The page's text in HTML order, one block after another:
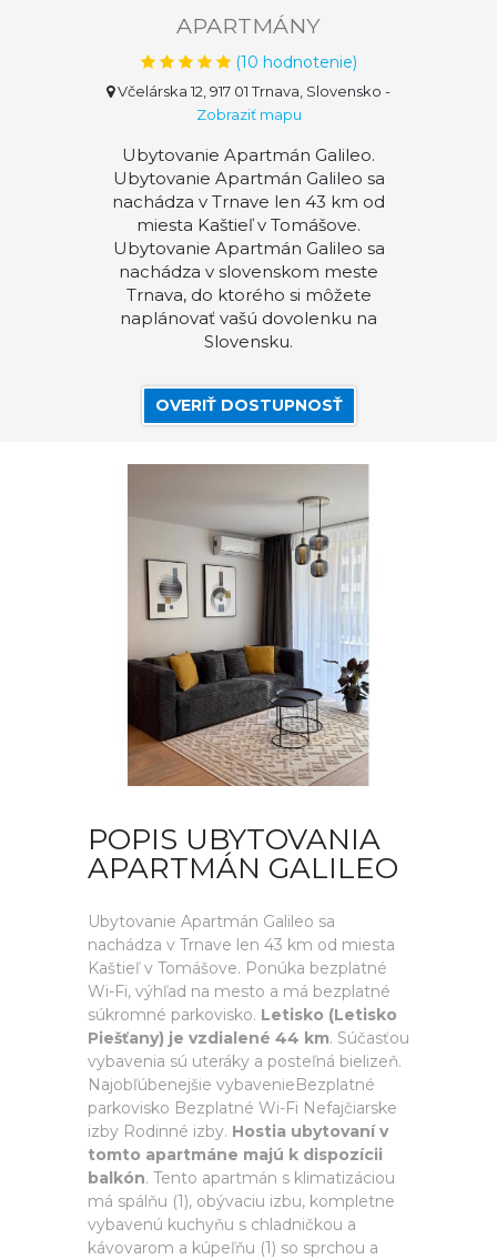
APARTMÁNY
(10 hodnotenie)
Včelárska 12, 917 01 Trnava, Slovensko -
Zobraziť mapu
Ubytovanie Apartmán Galileo.
Ubytovanie Apartmán Galileo sa
nachádza v Trnave len 43 km od
miesta Kaštieľ v Tomášove.
Ubytovanie Apartmán Galileo sa
nachádza v slovenskom meste
Trnava, do ktorého si môžete
naplánovať vašú dovolenku na
Slovensku.
OVERIŤ DOSTUPNOSŤ
POPIS UBYTOVANIA
APARTMÁN GALILEO
Ubytovanie Apartmán Galileo sa
nachádza v Trnave len 43 km od miesta
Kaštieľ v Tomášove. Ponúka bezplatné
Wi-Fi, výhľad na mesto a má bezplatné
súkromné parkovisko. Letisko (Letisko
Piešťany) je vzdialené 44 km. Súčasťou
vybavenia sú uteráky a posteľná bielizeň.
Najobľúbenejšie vybavenieBezplatné
parkovisko Bezplatné Wi-Fi Nefajčiarske
izby Rodinné izby. Hostia ubytovaní v
tomto apartmáne majú k dispozícii
balkón. Tento apartmán s klimatizáciou
má spálňu (1), obývaciu izbu, kompletne
vybavenú kuchyňu s chladničkou a
kávovarom a kúpeľňu (1) so sprchou a